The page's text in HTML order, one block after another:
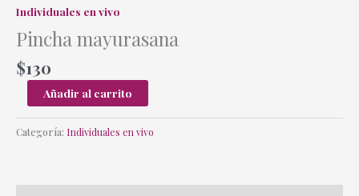
Individuales en vivo
Pincha mayurasana
$130
Añadir al carrito
Categoría: Individuales en vivo